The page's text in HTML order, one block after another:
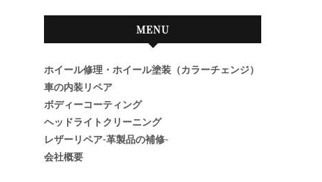
MENU
ホイール修理・ホイール塗装（カラーチェンジ）
車の内装リペア
ボディーコーティング
ヘッドライトクリーニング
レザーリペア-革製品の補修-
会社概要